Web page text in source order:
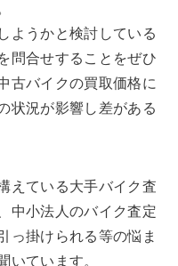
ようかと検討している
問合せすることをぜひ
古バイクの買取価格に
状況が影響し差がある
えている大手バイク査
中小法人のバイク査定
っ掛けられる等の悩ま
いています。